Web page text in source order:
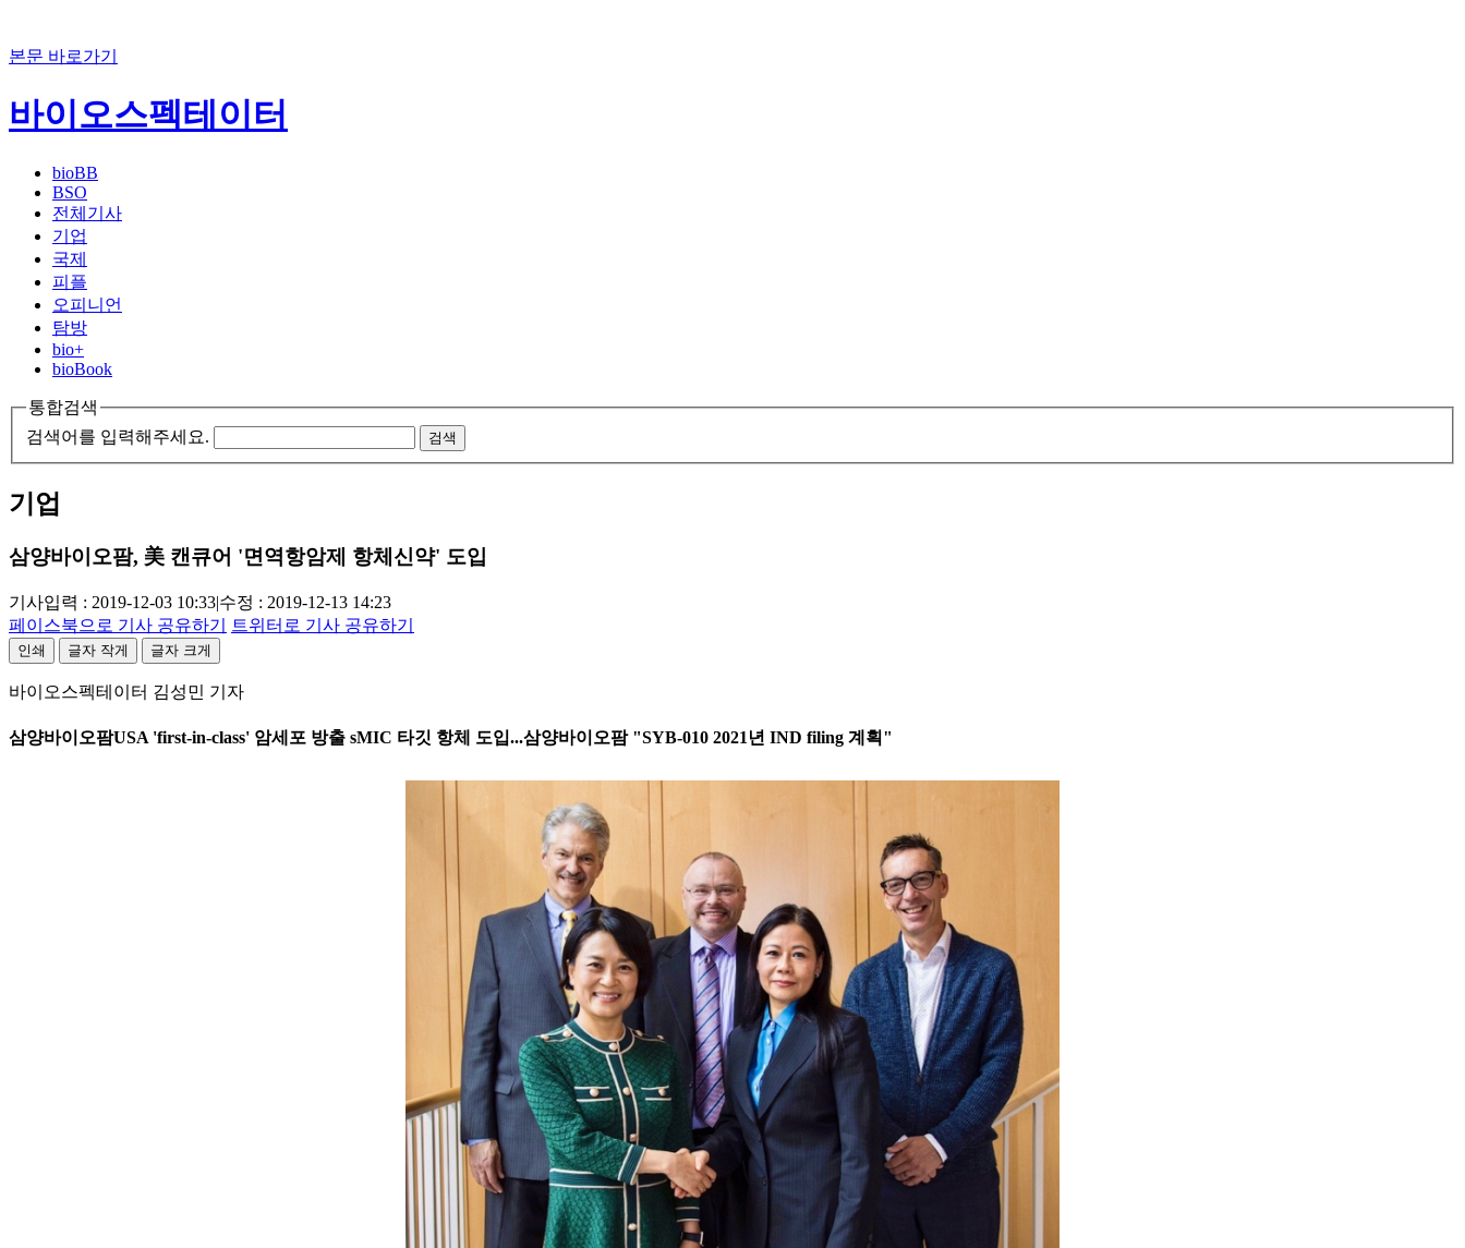
본문 바로가기
바이오스펙테이터
bioBB
BSO
전체기사
기업
국제
피플
오피니언
탐방
bio+
bioBook
통합검색
검색어를 입력해주세요.
검색
기업
삼양바이오팜, 美 캔큐어 '면역항암제 항체신약' 도입
기사입력 : 2019-12-03 10:33|수정 : 2019-12-13 14:23
페이스북으로 기사 공유하기
트위터로 기사 공유하기
인쇄 글자 작게 글자 크게
바이오스펙테이터 김성민 기자
삼양바이오팜USA 'first-in-class' 암세포 방출 sMIC 타깃 항체 도입...삼양바이오팜 "SYB-010 2021년 IND filing 계획"